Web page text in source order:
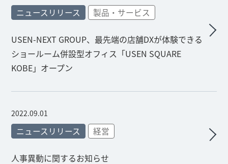
ニュースリリース 製品・サービス
USEN-NEXT GROUP、最先端の店舗DXが体験できる
ショールーム併設型オフィス「USEN SQUARE
KOBE」オープン
2022.09.01
ニュースリリース 経営
人事異動に関するお知らせ